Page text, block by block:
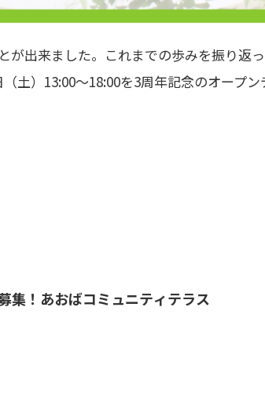
出来ました。これまでの歩みを振り返
土）13:00～18:00を3周年記念のオープン
集！あおばコミュニティテラス